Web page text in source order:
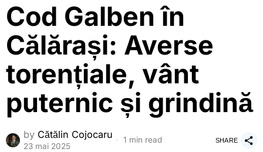
Cod Galben în
Călărași: Averse
torențiale, vânt
puternic și grindină
by Cătălin Cojocaru
23 mai 2025
1 min read SHARE